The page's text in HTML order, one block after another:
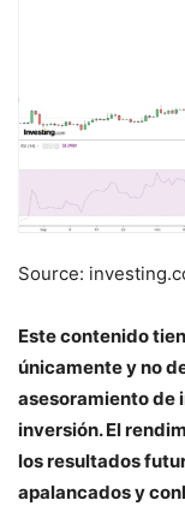
Source:
Este contenido
únicamente y no
asesoramiento de
inversión. El
los resultados
apalancados y